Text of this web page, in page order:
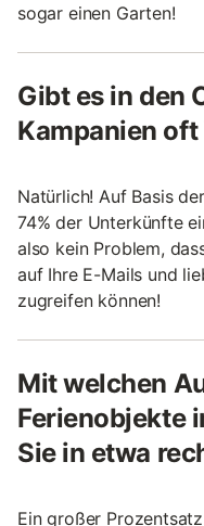
sogar einen Garten!
Gibt es in den
Kampanien oft
Natürlich! Auf Basis
74% der Unterkünfte
also kein Problem,
auf Ihre E-Mails und
zugreifen können!
Mit welchen
Ferienobjekte
Sie in etwa
Ein großer